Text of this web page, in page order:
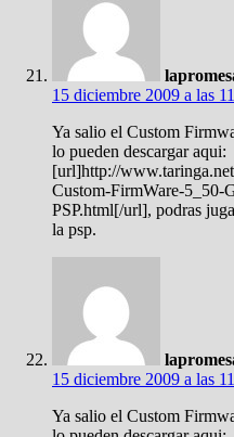
15 diciembre 2009 a las
Ya salio el Custom
lo pueden descargar aqui:
[url]http://
Custom-FirmWare-5_50-
PSP.html[/url], podras
la psp.
15 diciembre 2009 a las
Ya salio el Custom